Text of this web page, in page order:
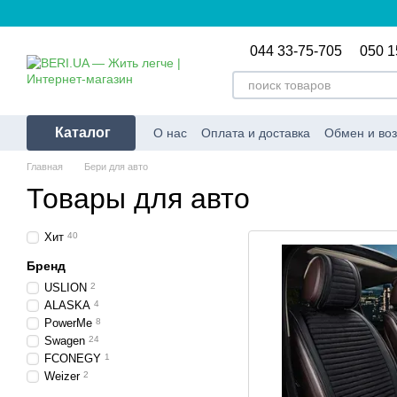
044 33-75-705 050
Каталог О нас Оплата и доставка Обмен и
Главная Бери для авто
Товары для авто
Хит 40
Бренд
USLION 2
ALASKA 4
PowerMe 8
Swagen 24
FCONEGY 1
Weizer 2